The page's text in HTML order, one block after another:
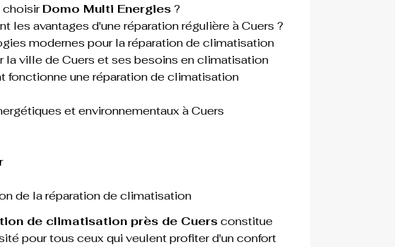
choisir Domo Multi Energies ?
les avantages d'une réparation régulière à Cuers ?
modernes pour la réparation de climatisation
la ville de Cuers et ses besoins en climatisation
fonctionne une réparation de climatisation
et environnementaux à Cuers
de la réparation de climatisation
de climatisation près de Cuers constitue
pour tous ceux qui veulent profiter d'un confort